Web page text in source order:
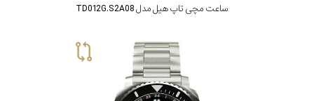
ساعت مچی تاپ هیل مدل TD012G.S2A08